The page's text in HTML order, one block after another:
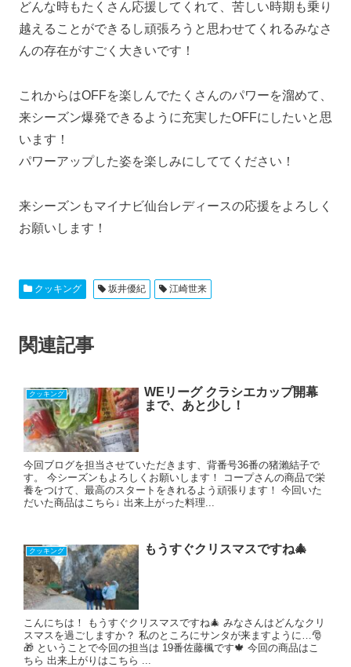
どんな時もたくさん応援してくれて、苦しい時期も乗り
越えることができるし頑張ろうと思わせてくれるみなさ
んの存在がすごく大きいです！
これからはOFFを楽しんでたくさんのパワーを溜めて、
来シーズン爆発できるように充実したOFFにしたいと思
います！
パワーアップした姿を楽しみにしててください！
来シーズンもマイナビ仙台レディースの応援をよろしく
お願いします！
クッキング 坂井優紀 江崎世来
関連記事
クッキング
WEリーグ クラシエカップ開幕
まで、あと少し！
今回ブログを担当させていただきます、背番号36番の猪瀨結子で
す。 今シーズンもよろしくお願いします！ コープさんの商品で栄
養をつけて、最高のスタートをきれるよう頑張ります！ 今回いた
だいた商品はこちら↓ 出来上がった料理...
クッキング もうすぐクリスマスですね🎄
こんにちは！ もうすぐクリスマスですね🎄 みなさんはどんなクリ
スマスを過ごしますか？ 私のところにサンタが来ますように…🎅
🎁 ということで今回の担当は 19番佐藤楓です🍁 今回の商品はこ
ちら 出来上がりはこちら ...